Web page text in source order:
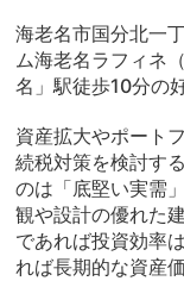
海老名市国分北一
ム海老名ラフィネ
名」駅徒歩10分の
資産拡大やポート
続税対策を検討す
のは「底堅い実需
観や設計の優れた
であれば投資効率
れば長期的な資産